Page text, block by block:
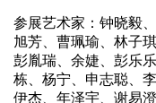
参展艺术家：钟晓毅
旭芳、曹珮瑜、林子
彭胤瑞、余婕、彭乐
栋、杨宁、申志聪、
伊杰、年泽宇、谢易